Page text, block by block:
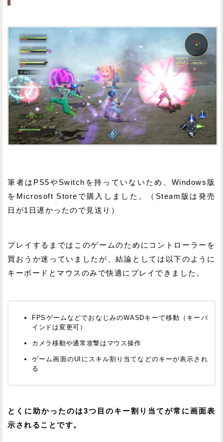
筆者はPS5やSwitchを持っていないため、Windows版
をMicrosoft Storeで購入しました。（Steam版は発売
日が1日遅かったので見送り）
プレイするまではこのゲームのためにコントローラーを
買おうか迷っていましたが、結論としては以下のように
キーボードとマウスのみで快適にプレイできました。
FPSゲームなどでおなじみのWASDキーで移動（キーバ
インドは変更可）
カメラ移動や通常攻撃はマウス操作
ゲーム画面のUIにスキル割り当てなどのキーが表示され
る
とくに助かったのは3つ目のキー割り当てが常に画面表
示されることです。